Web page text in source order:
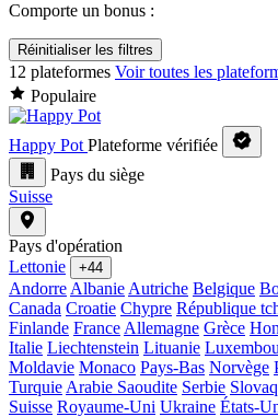
Comporte un bonus :
Réinitialiser les filtres
12 plateformes Voir toutes les
Populaire
Happy Pot Plateforme vérifiée
Pays du siège
Suisse
Pays d'opération
Lettonie
+44
Andorre Albanie Autriche Belgique
Canada Croatie Chypre République
Finlande France Allemagne Grèce
Italie Liechtenstein Lituanie
Moldavie Monaco Pays-Bas Norvège
Turquie Arabie Saoudite Serbie
Suisse Royaume-Uni Ukraine États-